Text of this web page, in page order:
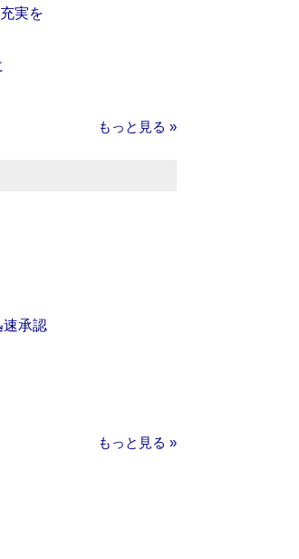
実を
もっと見る »
速承認
もっと見る »